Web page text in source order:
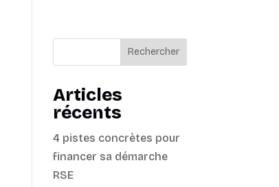
Rechercher
Articles
récents
4 pistes concrètes pour
financer sa démarche
RSE